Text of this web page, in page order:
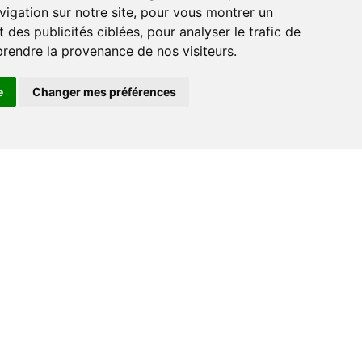
sur notre site, pour vous montrer un
des publicités ciblées, pour analyser le trafic de
la provenance de nos visiteurs.
Changer mes préférences